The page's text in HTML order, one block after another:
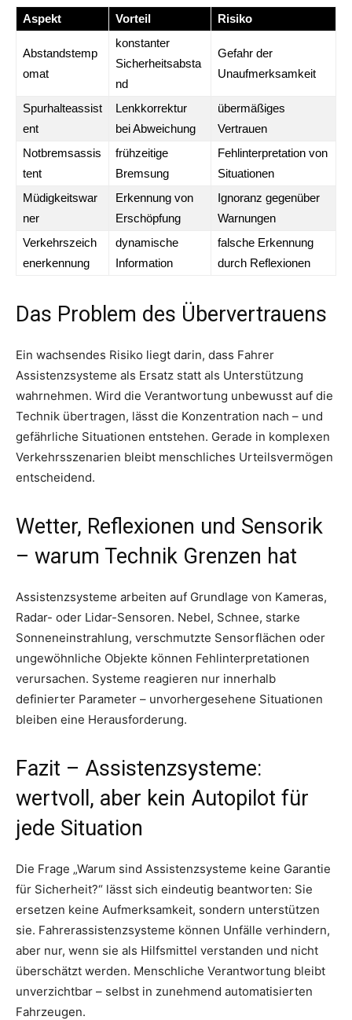
Aspekt Vorteil Risiko
Abstandstemp
omat
konstanter
Sicherheitsabsta
nd
Gefahr der
Unaufmerksamkeit
Spurhalteassist
ent
Lenkkorrektur
bei Abweichung
übermäßiges
Vertrauen
Notbremsassis
tent
frühzeitige
Bremsung
Fehlinterpretation von
Situationen
Müdigkeitswar
ner
Erkennung von
Erschöpfung
Ignoranz gegenüber
Warnungen
Verkehrszeich
enerkennung
dynamische
Information
falsche Erkennung
durch Reflexionen
Das Problem des Übervertrauens
Ein wachsendes Risiko liegt darin, dass Fahrer
Assistenzsysteme als Ersatz statt als Unterstützung
wahrnehmen. Wird die Verantwortung unbewusst auf die
Technik übertragen, lässt die Konzentration nach – und
gefährliche Situationen entstehen. Gerade in komplexen
Verkehrsszenarien bleibt menschliches Urteilsvermögen
entscheidend.
Wetter, Reflexionen und Sensorik
– warum Technik Grenzen hat
Assistenzsysteme arbeiten auf Grundlage von Kameras,
Radar- oder Lidar-Sensoren. Nebel, Schnee, starke
Sonneneinstrahlung, verschmutzte Sensorflächen oder
ungewöhnliche Objekte können Fehlinterpretationen
verursachen. Systeme reagieren nur innerhalb
definierter Parameter – unvorhergesehene Situationen
bleiben eine Herausforderung.
Fazit – Assistenzsysteme:
wertvoll, aber kein Autopilot für
jede Situation
Die Frage „Warum sind Assistenzsysteme keine Garantie
für Sicherheit?“ lässt sich eindeutig beantworten: Sie
ersetzen keine Aufmerksamkeit, sondern unterstützen
sie. Fahrerassistenzsysteme können Unfälle verhindern,
aber nur, wenn sie als Hilfsmittel verstanden und nicht
überschätzt werden. Menschliche Verantwortung bleibt
unverzichtbar – selbst in zunehmend automatisierten
Fahrzeugen.